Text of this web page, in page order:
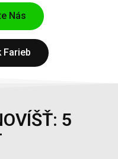
Nás
Farieb
5